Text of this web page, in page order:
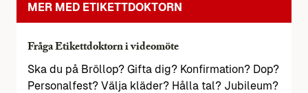
MER MED ETIKETTDOKTORN
Fråga Etikettdoktorn i videomöte
Ska du på Bröllop? Gifta dig? Konfirmation? Dop?
Personalfest? Välja kläder? Hålla tal? Jubileum?